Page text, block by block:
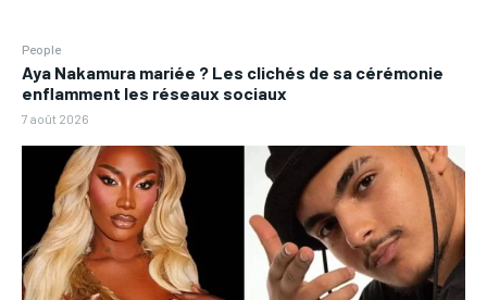
People
Aya Nakamura mariée ? Les clichés de sa cérémonie
enflamment les réseaux sociaux
7 août 2026